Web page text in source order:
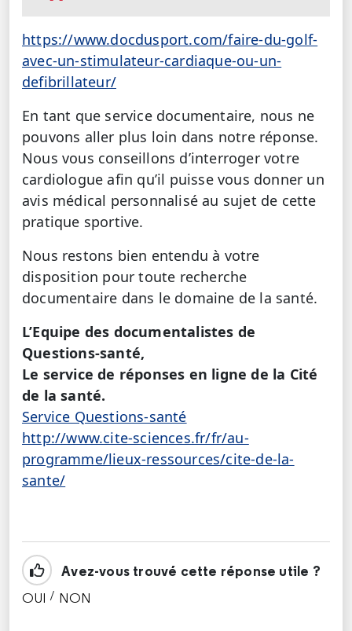
https://www.docdusport.com/faire-du-golf-
avec-un-stimulateur-cardiaque-ou-un-
defibrillateur/
En tant que service documentaire, nous ne
pouvons aller plus loin dans notre réponse.
Nous vous conseillons d’interroger votre
cardiologue afin qu’il puisse vous donner un
avis médical personnalisé au sujet de cette
pratique sportive.
Nous restons bien entendu à votre
disposition pour toute recherche
documentaire dans le domaine de la santé.
L’Equipe des documentalistes de
Questions-santé,
Le service de réponses en ligne de la Cité
de la santé.
Service Questions-santé
http://www.cite-sciences.fr/fr/au-
programme/lieux-ressources/cite-de-la-
sante/
Avez-vous trouvé cette réponse utile ?
OUI / NON